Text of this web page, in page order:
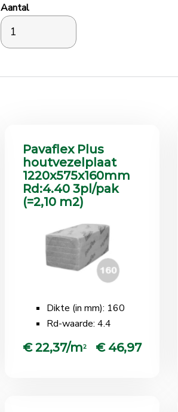
Aantal
Pavaflex Plus
houtvezelplaat
1220x575x160mm
Rd:4.40 3pl/pak
(=2,10 m2)
Dikte (in mm): 160
Rd-waarde: 4.4
€ 22,37/m2 € 46,97